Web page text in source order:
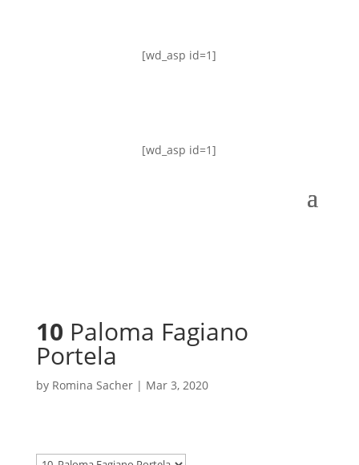
[wd_asp id=1]
[wd_asp id=1]
10 Paloma Fagiano
Portela
by Romina Sacher| Mar 3, 2020